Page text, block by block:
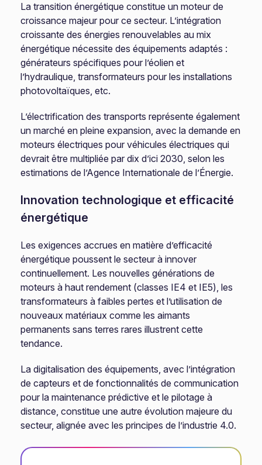
La transition énergétique constitue un moteur de
croissance majeur pour ce secteur. L’intégration
croissante des énergies renouvelables au mix
énergétique nécessite des équipements adaptés :
générateurs spécifiques pour l’éolien et
l’hydraulique, transformateurs pour les installations
photovoltaïques, etc.
L’électrification des transports représente également
un marché en pleine expansion, avec la demande en
moteurs électriques pour véhicules électriques qui
devrait être multipliée par dix d’ici 2030, selon les
estimations de l’Agence Internationale de l’Énergie.
Innovation technologique et efficacité
énergétique
Les exigences accrues en matière d’efficacité
énergétique poussent le secteur à innover
continuellement. Les nouvelles générations de
moteurs à haut rendement (classes IE4 et IE5), les
transformateurs à faibles pertes et l’utilisation de
nouveaux matériaux comme les aimants
permanents sans terres rares illustrent cette
tendance.
La digitalisation des équipements, avec l’intégration
de capteurs et de fonctionnalités de communication
pour la maintenance prédictive et le pilotage à
distance, constitue une autre évolution majeure du
secteur, alignée avec les principes de l’industrie 4.0.